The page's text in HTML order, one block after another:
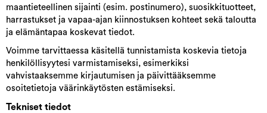
maantieteellinen sijainti (esim. postinumero), suosikkituotteet,
harrastukset ja vapaa-ajan kiinnostuksen kohteet sekä taloutta
ja elämäntapaa koskevat tiedot.
Voimme tarvittaessa käsitellä tunnistamista koskevia tietoja
henkilöllisyytesi varmistamiseksi, esimerkiksi
vahvistaaksemme kirjautumisen ja päivittääksemme
osoitetietoja väärinkäytösten estämiseksi.
Tekniset tiedot